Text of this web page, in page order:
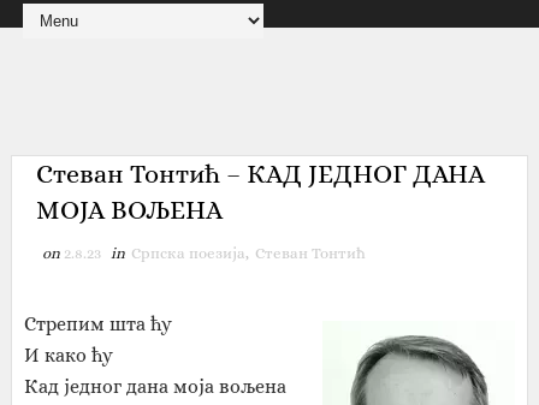
Стеван Тонтић – КАД ЈЕДНОГ ДАНА
МОЈА ВОЉЕНА
on 2.8.23 in Српска поезија, Стеван Тонтић
Стрепим шта ћу
И како ћу
Кад једног дана моја вољена